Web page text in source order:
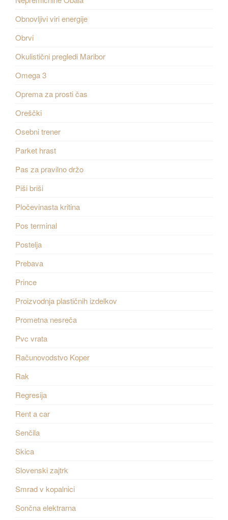
Obnovljivi viri energije
Obrvi
Okulistični pregledi Maribor
Omega 3
Oprema za prosti čas
Oreščki
Osebni trener
Parket hrast
Pas za pravilno držo
Piši briši
Pločevinasta kritina
Pos terminal
Postelja
Prebava
Prince
Proizvodnja plastičnih izdelkov
Prometna nesreča
Pvc vrata
Računovodstvo Koper
Rak
Regresija
Rent a car
Senčila
Skica
Slovenski zajtrk
Smrad v kopalnici
Sončna elektrarna